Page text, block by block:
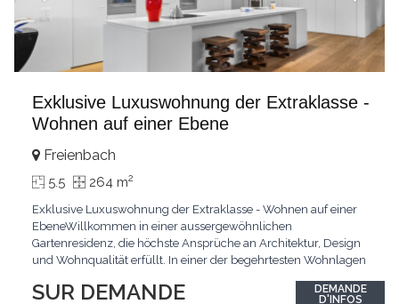
Exklusive Luxuswohnung der Extraklasse -
Wohnen auf einer Ebene
SUR DEMANDE
Freienbach
5.5 264 m2
Exklusive Luxuswohnung der Extraklasse - Wohnen auf einer
EbeneWillkommen in einer aussergewöhnlichen
Gartenresidenz, die höchste Ansprüche an Architektur, Design
und Wohnqualität erfüllt. In einer der begehrtesten Wohnlagen
exklusives Zuhause mit über 230 m² Wohnfläche, dasDEMANDE
D'INFOS